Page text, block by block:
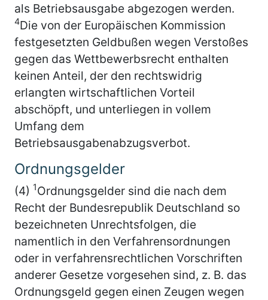
als Betriebsausgabe abgezogen werden.
4Die von der Europäischen Kommission
festgesetzten Geldbußen wegen Verstoßes
gegen das Wettbewerbsrecht enthalten
keinen Anteil, der den rechtswidrig
erlangten wirtschaftlichen Vorteil
abschöpft, und unterliegen in vollem
Umfang dem
Betriebsausgabenabzugsverbot.
Ordnungsgelder
(4) 1Ordnungsgelder sind die nach dem
Recht der Bundesrepublik Deutschland so
bezeichneten Unrechtsfolgen, die
namentlich in den Verfahrensordnungen
oder in verfahrensrechtlichen Vorschriften
anderer Gesetze vorgesehen sind, z. B. das
Ordnungsgeld gegen einen Zeugen wegen